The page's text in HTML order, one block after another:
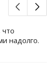
что
надолго.